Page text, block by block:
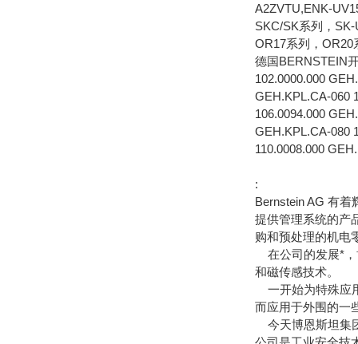
A2ZVTU,ENK-
SKC/SK系列，
OR17系列，OR20
德国BERNSTEIN
102.0000.000
GEH.KPL.CA-060
106.0094.000
GEH.KPL.CA-080
110.0008.000
:
Bernstein AG 有
提供管理系统的产
购和预处理的机电
在公司的发展*，
和磁传感技术。
一开始为特殊应
而应用于外围的一
今天博恩斯坦集